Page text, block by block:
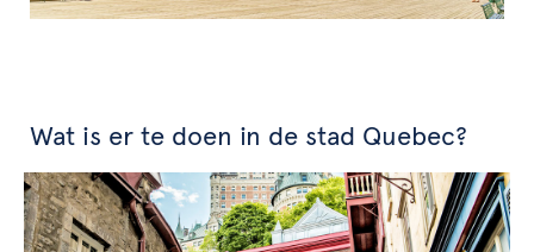
Wat is er te doen in de stad Quebec?